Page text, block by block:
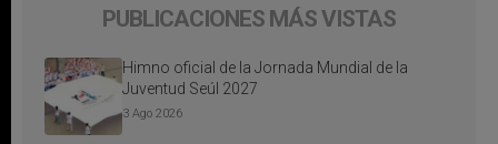
PUBLICACIONES MÁS VISTAS
Himno oficial de la Jornada Mundial de la
Juventud Seúl 2027
3 Ago 2026